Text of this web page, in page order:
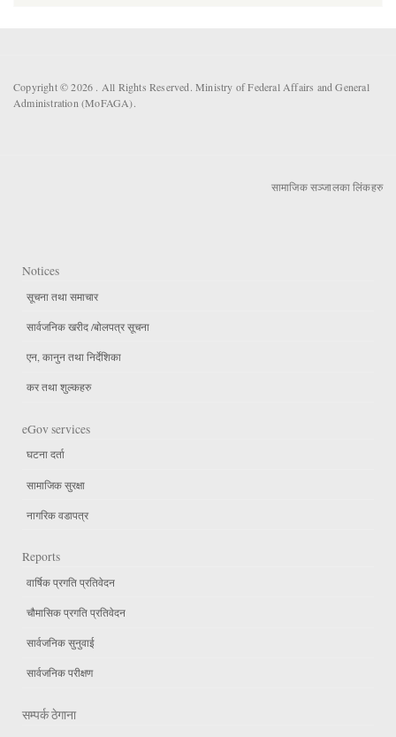
Copyright © 2026 . All Rights Reserved. Ministry of Federal Affairs and General
Administration (MoFAGA).
सामाजिक सञ्जालका लिंकहरु
Notices
सूचना तथा समाचार
सार्वजनिक खरीद /बोलपत्र सूचना
एन, कानुन तथा निर्देशिका
कर तथा शुल्कहरु
eGov services
घटना दर्ता
सामाजिक सुरक्षा
नागरिक वडापत्र
Reports
वार्षिक प्रगति प्रतिवेदन
चौमासिक प्रगति प्रतिवेदन
सार्वजनिक सुनुवाई
सार्वजनिक परीक्षण
सम्पर्क ठेगाना